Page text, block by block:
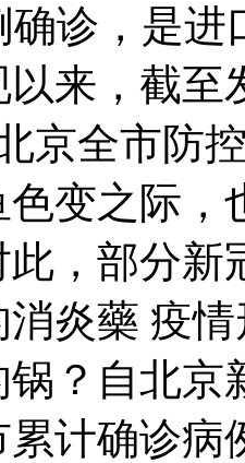
确诊，是
来，截至
京全市防
色变之际
，部分新
炎藥 疫
？自北京
计确诊病